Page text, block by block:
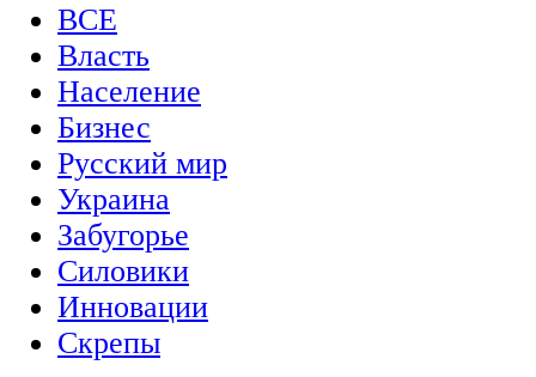
ВСЕ
Власть
Население
Бизнес
Русский мир
Украина
Забугорье
Силовики
Инновации
Скрепы